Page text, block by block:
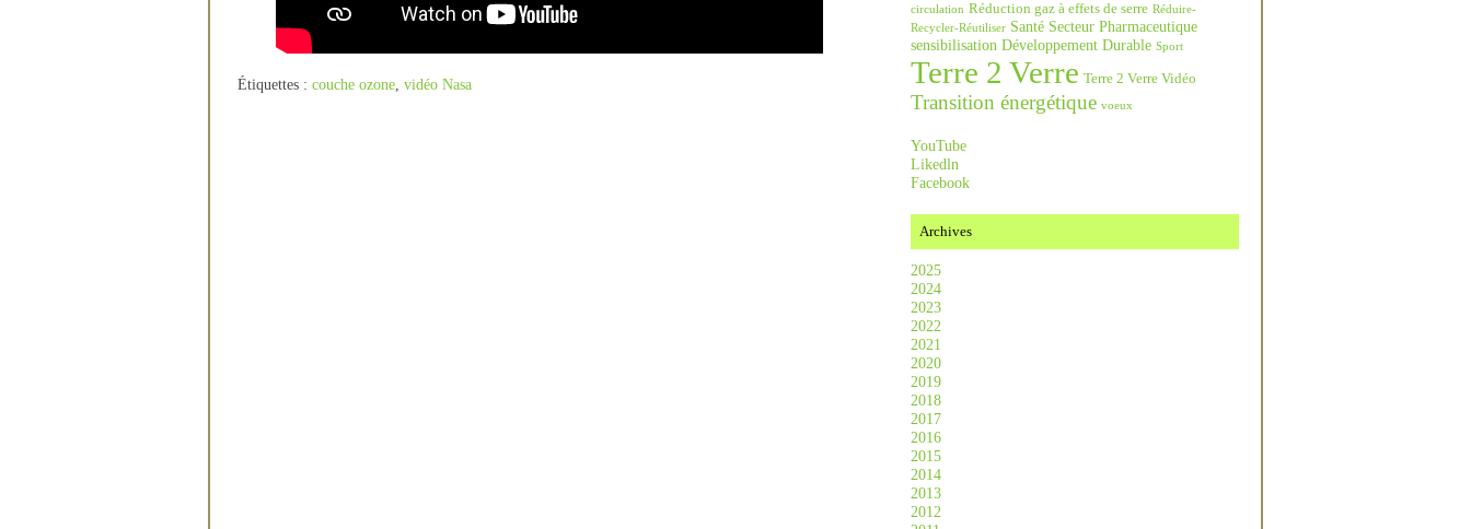
Étiquettes : couche ozone vidéo Nasa
circulation Réduction gaz à effets de serre Réduire-
Recycler-Réutiliser Santé Secteur Pharmaceutique
sensibilisation Développement Durable Sport
Terre 2 Verre Terre 2 Verre Vidéo
Transition énergétique voeux
YouTube
Likedln
Facebook
Archives
2025
2024
2023
2022
2021
2020
2019
2018
2017
2016
2015
2014
2013
2012